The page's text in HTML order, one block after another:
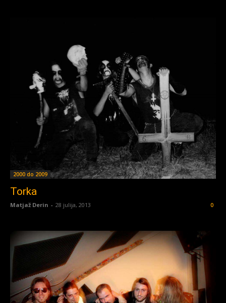
2000 do 2009
Torka
Matjaž Derin - 28 julija, 2013 0